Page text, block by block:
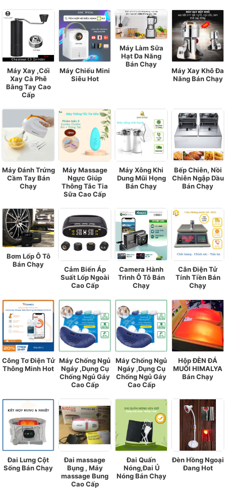
Máy Xay ,Cối
Xay Cà Phê
Bằng Tay Cao
Cấp
Máy Chiếu Mini
Siêu Hot
Máy Làm Sữa
Hạt Đa Năng
Bán Chạy
Máy Xay Khô Đa
Năng Bán Chạy
Máy Đánh Trứng
Cầm Tay Bán
Chạy
Máy Massage
Ngực Giúp
Thông Tắc Tia
Sữa Cao Cấp
Máy Xông Khi
Dung Mũi Họng
Bán Chạy
Bếp Chiên, Nồi
Chiên Ngập Dầu
Bán Chạy
Bơm Lốp Ô Tô
Bán Chạy
Cảm Biến Áp
Suất Lốp Ngoài
Cao Cấp
Camera Hành
Trình Ô Tô Bán
Chạy
Cân Điện Tử
Tính Tiền Bán
Chạy
Công Tơ Điện Tử
Thông Minh Hot
Máy Chống Ngủ
Ngáy ,Dụng Cụ
Chống Ngủ Gáy
Cao Cấp
Máy Chống Ngủ
Ngáy ,Dụng Cụ
Chống Ngủ Gáy
Cao Cấp
Hộp ĐÈN ĐÁ
MUỐI HIMALYA
Bán Chạy
Đai Lưng Cột
Sống Bán Chạy
Đai massage
Bụng , Máy
massage Bung
Cao Cấp
Đai Quấn
Nóng,Đai Ủ
Nóng Bán Chạy
Đèn Hồng Ngoại
Đang Hot